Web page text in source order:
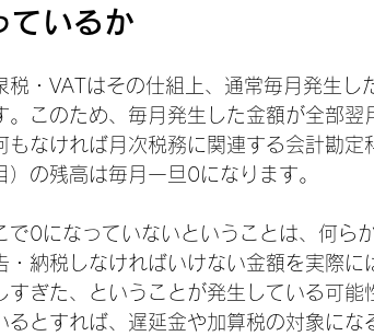
ているか
・VATはその仕組上、通常毎月発生し
。このため、毎月発生した金額が全部
もなければ月次税務に関連する会計勘
）の残高は毎月一旦0になります。
0になっていないということは、何ら
・納税しなければいけない金額を実際に
すぎた、ということが発生している可
るとすれば、遅延金や加算税の対象に